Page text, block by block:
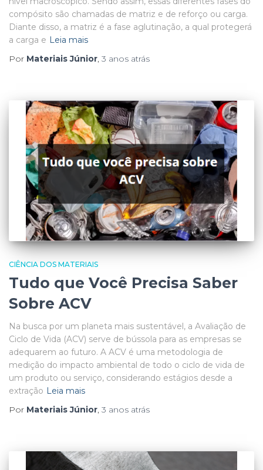
compósito são chamadas de matriz e de reforço ou carga.
Diante disso, a matriz é a fase aglutinação, a qual protegerá
a carga e Leia mais
Por Materiais Júnior, 3 anos atrás
CIÊNCIA DOS MATERIAIS
Tudo que Você Precisa Saber
Sobre ACV
Na busca por um planeta mais sustentável, a Avaliação de
Ciclo de Vida (ACV) serve de bússola para as empresas se
adequarem ao futuro. A ACV é uma metodologia de
medição do impacto ambiental de todo o ciclo de vida de
um produto ou serviço, considerando estágios desde a
extração Leia mais
Por Materiais Júnior, 3 anos atrás